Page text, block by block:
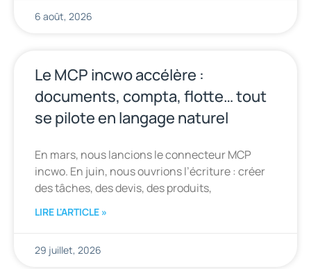
6 août, 2026
Le MCP incwo accélère :
documents, compta, flotte… tout
se pilote en langage naturel
En mars, nous lancions le connecteur MCP
incwo. En juin, nous ouvrions l’écriture : créer
des tâches, des devis, des produits,
LIRE L'ARTICLE »
29 juillet, 2026